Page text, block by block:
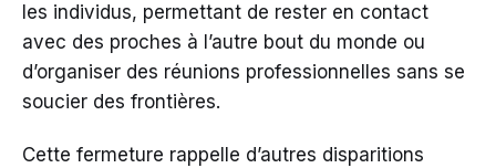
les individus, permettant de rester en contact
avec des proches à l’autre bout du monde ou
d’organiser des réunions professionnelles sans se
soucier des frontières.
Cette fermeture rappelle d’autres disparitions